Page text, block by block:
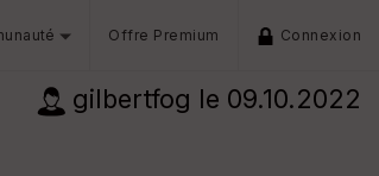
Offre Premium Connexion
gilbertfog le 09.10.2022